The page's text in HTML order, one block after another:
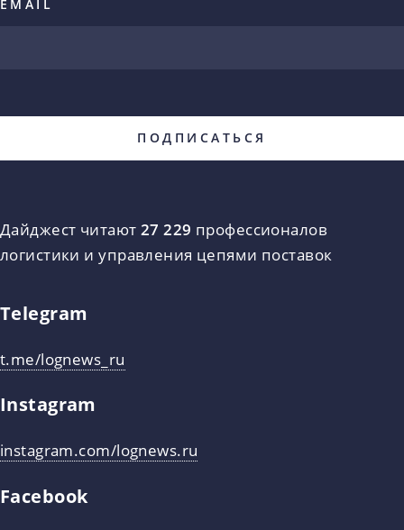
EMAIL
Дайджест читают 27 229 профессионалов
логистики и управления цепями поставок
Telegram
t.me/lognews_ru
Instagram
instagram.com/lognews.ru
Facebook